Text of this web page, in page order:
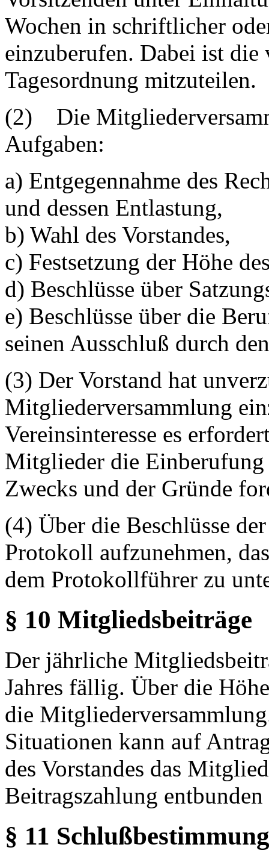
Wochen in schriftlicher
einzuberufen. Dabei ist die
Tagesordnung mitzuteilen.
(2) Die
Aufgaben:
a) Entgegennahme des
und dessen Entlastung,
b) Wahl des Vorstandes,
c) Festsetzung der Höhe
d) Beschlüsse über
e) Beschlüsse über die
seinen Ausschluß durch
(3) Der Vorstand hat
Mitgliederversammlung
Vereinsinteresse es
Mitglieder die
Zwecks und der Gründe
(4) Über die Beschlüsse
Protokoll aufzunehmen,
dem Protokollführer zu
§ 10 Mitgliedsbeiträge
Der jährliche
Jahres fällig. Über die
die
Situationen kann auf
des Vorstandes das
Beitragszahlung
§ 11